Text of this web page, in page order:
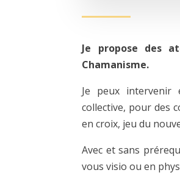
Je propose des
Chamanisme.
Je peux intervenir
collective, pour des
en croix, jeu du
Avec et sans
vous visio ou en